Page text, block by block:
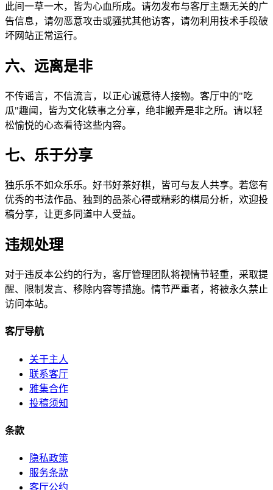
此间一草一木，皆为心血所成。请勿发布与客厅主题无关的广
告信息，请勿恶意攻击或骚扰其他访客，请勿利用技术手段破
坏网站正常运行。
六、远离是非
不传谣言，不信流言，以正心诚意待人接物。客厅中的"吃
瓜"趣闻，皆为文化轶事之分享，绝非搬弄是非之所。请以轻
松愉悦的心态看待这些内容。
七、乐于分享
独乐乐不如众乐乐。好书好茶好棋，皆可与友人共享。若您有
优秀的书法作品、独到的品茶心得或精彩的棋局分析，欢迎投
稿分享，让更多同道中人受益。
违规处理
对于违反本公约的行为，客厅管理团队将视情节轻重，采取提
醒、限制发言、移除内容等措施。情节严重者，将被永久禁止
访问本站。
客厅导航
关于主人
联系客厅
雅集合作
投稿须知
条款
隐私政策
服务条款
客厅公约